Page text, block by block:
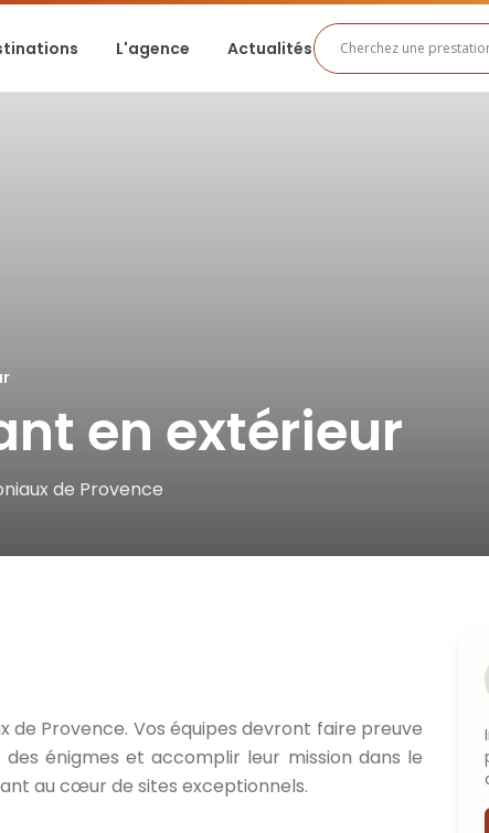
L'agence Actualités
en extérieur
de Provence
Provence. Vos équipes devront faire preuve
énigmes et accomplir leur mission dans le
au cœur de sites exceptionnels.